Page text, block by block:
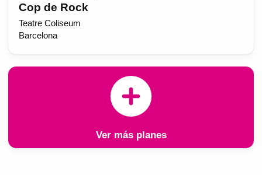
Cop de Rock
Teatre Coliseum
Barcelona
Ver más planes